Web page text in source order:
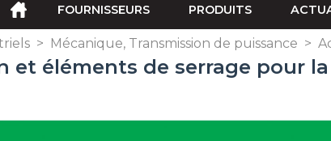
FOURNISSEURS PRODUITS
> Mécanique, Transmission de puissance >
et éléments de serrage pour